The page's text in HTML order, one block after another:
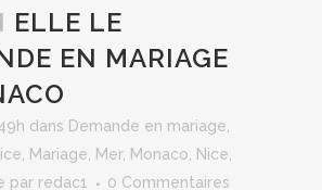
ELLE LE
EN MARIAGE
dans Demande en mariage
Mariage Mer, Monaco Nice
par redac1
0 Commentaires